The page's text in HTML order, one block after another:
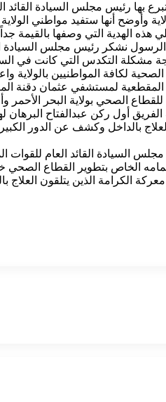
بها رئيس مجلس السيادة القائد
أنها ستفيد مواطني
هذه الهدية التي وصفها بالقيمة
نشكر رئيس مجلس السيادة
مشكلة التكدس التي كانت في
لكافة المواطنيين بالولاية
المقطعية لمستشفي عثمان دقنة
الصحي بولاية البحر
أول ركن عبدالفتاح البرهان
بالداخل وكشف عن الدور
السيادة القائد العام للقوات
الخاص بتطوير القطاع
الكرامة الذين يتلقون العلاج